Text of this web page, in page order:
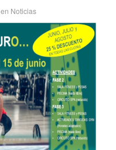
en Noticias